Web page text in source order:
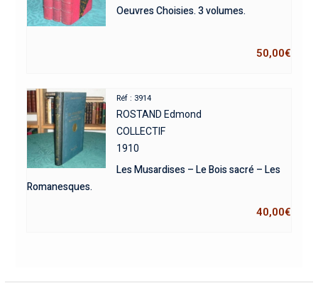
Oeuvres Choisies. 3 volumes.
50,00€
Réf : 3914
ROSTAND Edmond
COLLECTIF
1910
Les Musardises – Le Bois sacré – Les
Romanesques.
40,00€